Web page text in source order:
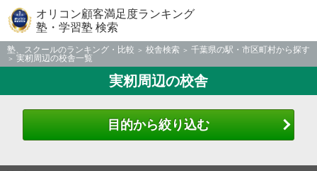
オリコン顧客満足度ランキング
塾・学習塾 検索
塾、スクールのランキング・比較 校舎検索
千葉県の駅・市区町村から探す
実籾周辺の校舎一覧
実籾周辺の校舎
目的から絞り込む